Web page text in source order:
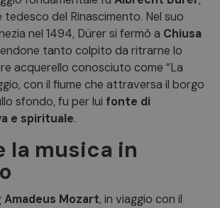
del Rinascimento. Nel suo
nel 1494, Dürer si fermò a Chiusa
tanto colpito da ritrarne lo
acquerello conosciuto come “La
con il fiume che attraversa il borgo
sfondo, fu per lui fonte di
e spirituale.
la musica in
Amadeus Mozart, in viaggio con il